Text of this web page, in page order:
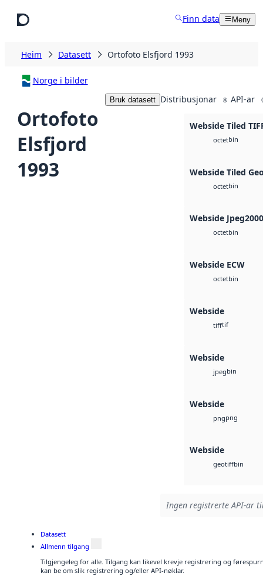
Finn data Meny
Heim Datasett Ortofoto Elsfjord 1993
Norge i bilder
Ortofoto
Elsfjord
1993
Bruk datasett Distribusjonar 8 API-ar
Webside Tiled
octetbin
Webside Tiled
octetbin
Webside Jpeg2000
octetbin
Webside ECW
octetbin
Webside
tifftif
Webside
jpegbin
Webside
pngpng
Webside
geotiffbin
Ingen registrerte API-ar
Datasett
Allmenn tilgang
Tilgjengeleg for alle. Tilgang kan likevel krevje registrering og
kan be om slik registrering og/eller API-nøklar.